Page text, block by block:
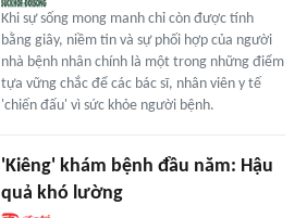
Khi sự sống mong manh chỉ còn được tính
bằng giây, niềm tin và sự phối hợp của người
nhà bệnh nhân chính là một trong những điểm
tựa vững chắc để các bác sĩ, nhân viên y tế
'chiến đấu' vì sức khỏe người bệnh.
'Kiêng' khám bệnh đầu năm: Hậu
quả khó lường